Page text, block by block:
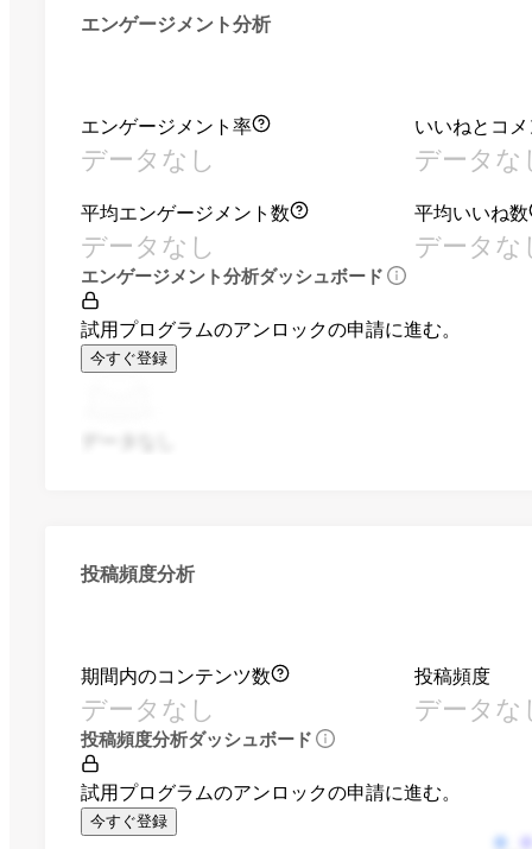
エンゲージメント分析
エンゲージメント率
データなし
いいねとコ
データな
平均エンゲージメント数
データなし
平均いいね数
データな
エンゲージメント分析ダッシュボード
試用プログラムのアンロックの申請に進む。
今すぐ登録
投稿頻度分析
期間内のコンテンツ数
データなし
投稿頻度
データな
投稿頻度分析ダッシュボード
試用プログラムのアンロックの申請に進む。
今すぐ登録